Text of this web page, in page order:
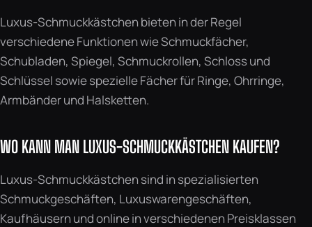
Luxus-Schmuckkästchen bieten in der Regel
verschiedene Funktionen wie Schmuckfächer,
Schubladen, Spiegel, Schmuckrollen, Schloss und
Schlüssel sowie spezielle Fächer für Ringe, Ohrringe,
Armbänder und Halsketten.
WO KANN MAN LUXUS-SCHMUCKKÄSTCHEN KAUFEN?
Luxus-Schmuckkästchen sind in spezialisierten
Schmuckgeschäften, Luxuswarengeschäften,
Kaufhäusern und online in verschiedenen Preisklassen